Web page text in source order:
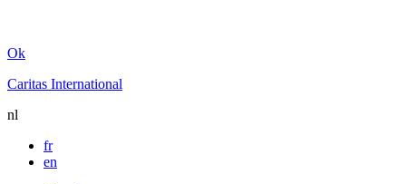
Ok
Caritas International
nl
fr
en